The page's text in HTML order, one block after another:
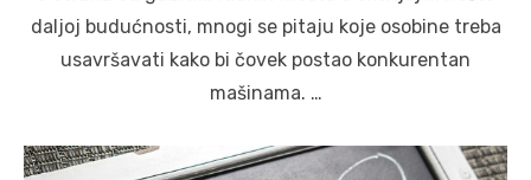
daljoj budućnosti, mnogi se pitaju koje osobine treba
usavršavati kako bi čovek postao konkurentan
mašinama. …